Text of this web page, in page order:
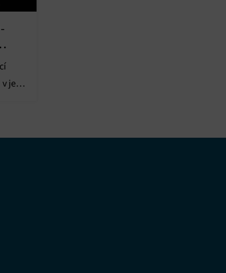
a kombinování údajů z jiných zdrojů údajů, Propojení
bezpečnosti, předcházení a zjišťování podvodů a
a zobrazování reklamy a obsahu, Ukládání a sdělování
jeho